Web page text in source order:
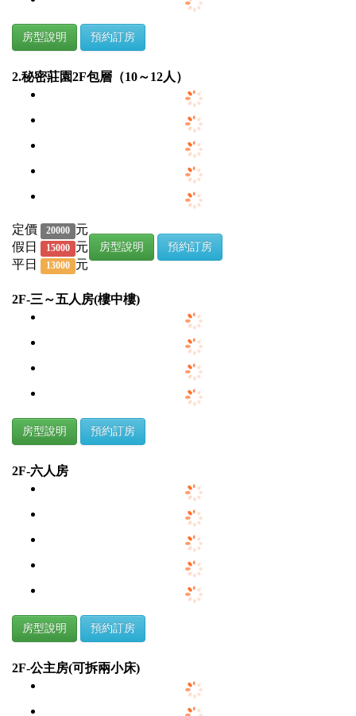
房型說明 預約訂房
2.秘密莊園2F包層（10～12人）
定價 20000 元
假日
15000 元
平日
13000 元
房型說明 預約訂房
2F-三～五人房(樓中樓)
房型說明 預約訂房
2F-六人房
房型說明 預約訂房
2F-公主房(可拆兩小床)